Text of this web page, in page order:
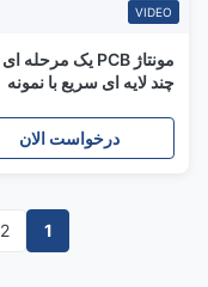
VIDEO
چند لایه ای سریع با نمونه
PCB
درخواست الان
1
2